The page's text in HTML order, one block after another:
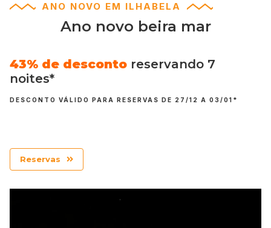
ANO NOVO EM ILHABELA
Ano novo beira mar
43% de desconto reservando 7
noites*
DESCONTO VÁLIDO PARA RESERVAS DE 27/12 A 03/01*
Reservas